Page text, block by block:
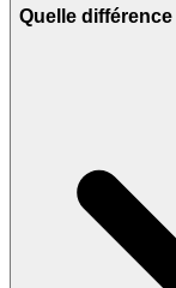
Quelle